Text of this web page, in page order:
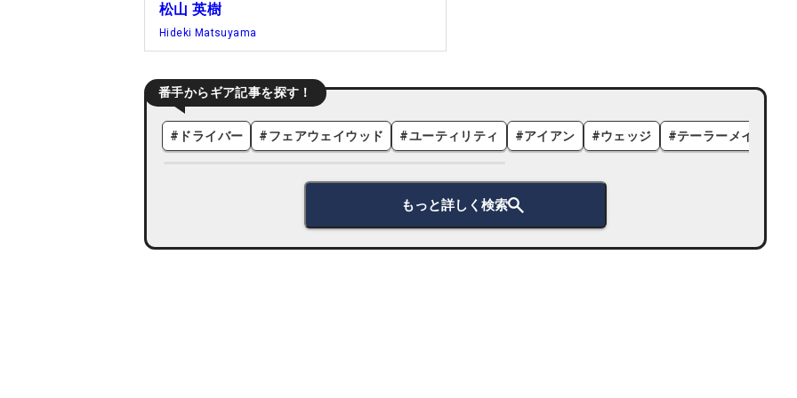
松山 英樹
Hideki Matsuyama
番手からギア記事を探す！
# ドライバー #フェアウェイウッド #ユーティリティ #アイアン #ウェッジ #テーラーメイド
もっと詳しく検索